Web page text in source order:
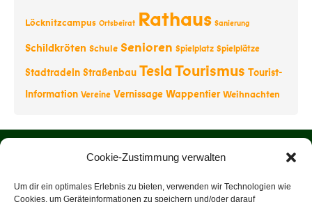
Cookie-Zustimmung verwalten
Um dir ein optimales Erlebnis zu bieten, verwenden wir Technologien wie
Cookies, um Geräteinformationen zu speichern und/oder darauf
Löcknitzcampus Ortsbeirat Rathaus Sanierung
Schildkröten Schule Senioren Spielplatz Spielplätze
Stadtradeln Straßenbau TeslaTourismus Tourist-
Information Vereine Vernissage Wappentier Weihnachten
Über uns